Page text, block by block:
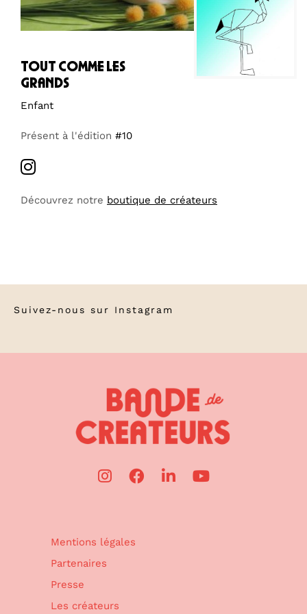
tout comme les
grands
Enfant
Présent à l'édition #10
Découvrez notre boutique de créateurs
Suivez-nous sur Instagram
Mentions légales
Partenaires
Presse
Les créateurs